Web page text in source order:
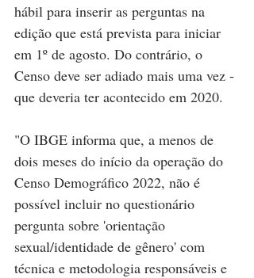
hábil para inserir as perguntas na
edição que está prevista para iniciar
em 1º de agosto. Do contrário, o
Censo deve ser adiado mais uma vez -
que deveria ter acontecido em 2020.
"O IBGE informa que, a menos de
dois meses do início da operação do
Censo Demográfico 2022, não é
possível incluir no questionário
pergunta sobre 'orientação
sexual/identidade de gênero' com
técnica e metodologia responsáveis e